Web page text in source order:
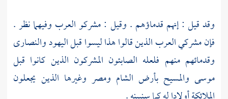
وقد قيل : إنهم قدماؤهم . وقيل :مشركو العرب وفيهما نظر .
فإنمشركي العربالذين قالوا هذا ليسوا قبلاليهودوالنصارى
وقدمائهم منهم فلعله الصابئون المشركون الذين كانوا قبل
موسى والمسيحبأرض الشام ومصر وغيرها الذين يجعلون